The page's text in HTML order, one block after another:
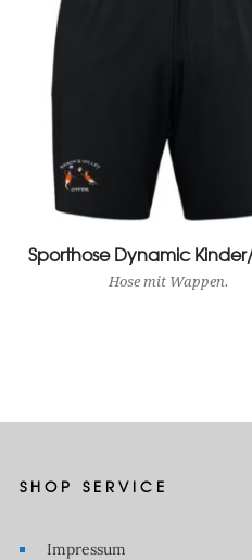
View Product
Sporthose Dynamic
Hose mit Wappen.
SHOP SERVICE
Impressum